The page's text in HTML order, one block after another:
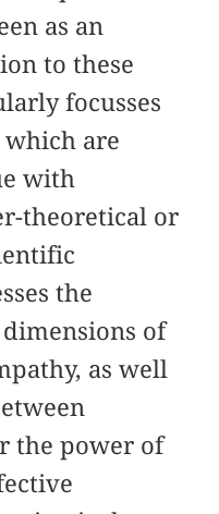
as an
to these
focusses
are
with
theoretical or
the
of
as well
the power of